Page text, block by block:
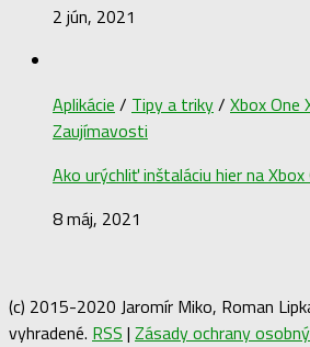
2 jún, 2021
Aplikácie / Tipy a triky/ Xbox One
Zaujímavosti
Ako urýchliť inštaláciu hier na Xbox
8 máj, 2021
(c) 2015-2020 Jaromír Miko, Roman
vyhradené. RSS | Zásady ochrany